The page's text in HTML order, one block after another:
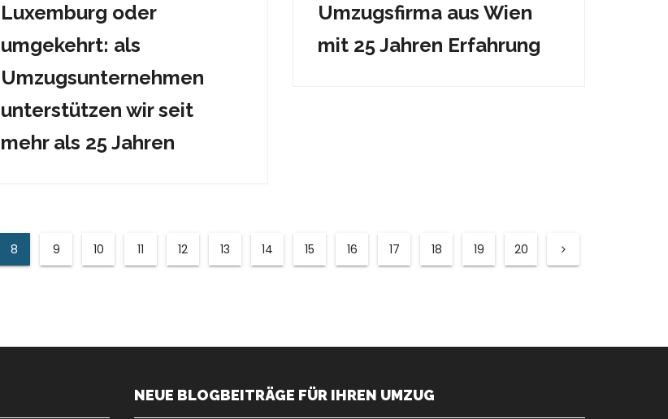
Luxemburg oder
umgekehrt: als
Umzugsunternehmen
unterstützen wir seit
mehr als 25 Jahren
Umzugsfirma aus Wien
mit 25 Jahren Erfahrung
8 9 10 11 12 13 14 15 16 17 18 19 20
NEUE BLOGBEITRÄGE FÜR IHREN UMZUG